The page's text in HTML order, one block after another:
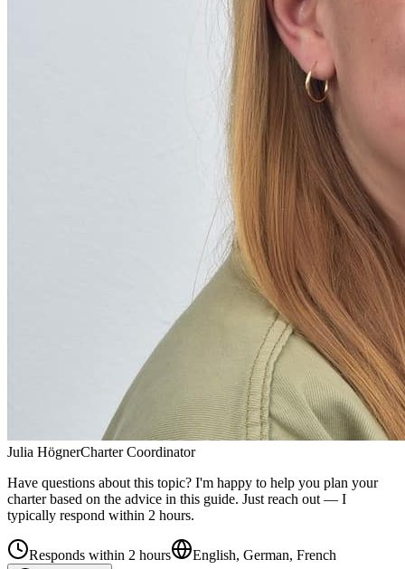
Julia HögnerCharter Coordinator
Have questions about this topic? I'm happy to help you plan your
charter based on the advice in this guide. Just reach out — I
typically respond within 2 hours.
Responds within 2 hours English, German, French